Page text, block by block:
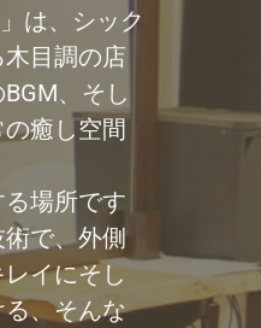
は、シック
目調の店
、そし
癒し空間
場所です
で、外側
イにそし
、そんな